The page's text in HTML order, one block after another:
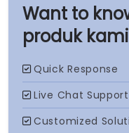
produk kami